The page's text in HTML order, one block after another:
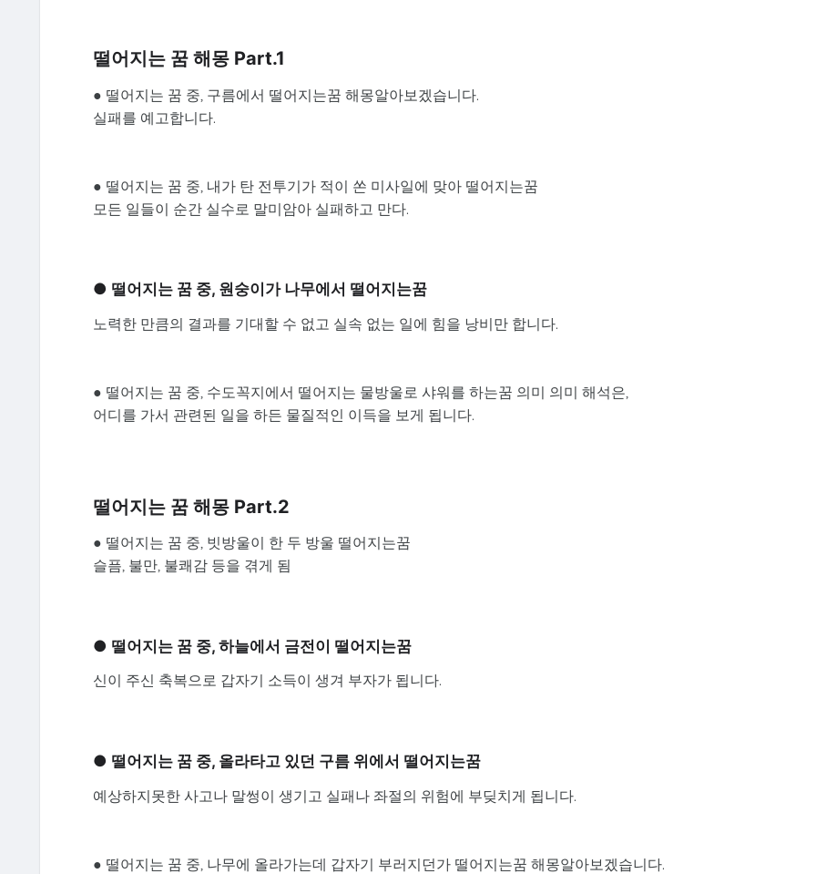
떨어지는 꿈 해몽 Part.1
● 떨어지는 꿈 중, 구름에서 떨어지는꿈 해몽알아보겠습니다.
실패를 예고합니다.
● 떨어지는 꿈 중, 내가 탄 전투기가 적이 쏜 미사일에 맞아 떨어지는꿈
모든 일들이 순간 실수로 말미암아 실패하고 만다.
● 떨어지는 꿈 중, 원숭이가 나무에서 떨어지는꿈
노력한 만큼의 결과를 기대할 수 없고 실속 없는 일에 힘을 낭비만 합니다.
● 떨어지는 꿈 중, 수도꼭지에서 떨어지는 물방울로 샤워를 하는꿈 의미 의미 해석은,
어디를 가서 관련된 일을 하든 물질적인 이득을 보게 됩니다.
떨어지는 꿈 해몽 Part.2
● 떨어지는 꿈 중, 빗방울이 한 두 방울 떨어지는꿈
슬픔, 불만, 불쾌감 등을 겪게 됨
● 떨어지는 꿈 중, 하늘에서 금전이 떨어지는꿈
신이 주신 축복으로 갑자기 소득이 생겨 부자가 됩니다.
● 떨어지는 꿈 중, 올라타고 있던 구름 위에서 떨어지는꿈
예상하지못한 사고나 말썽이 생기고 실패나 좌절의 위험에 부딪치게 됩니다.
● 떨어지는 꿈 중, 나무에 올라가는데 갑자기 부러지던가 떨어지는꿈 해몽알아보겠습니다.